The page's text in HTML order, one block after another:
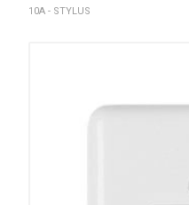
10A - STYLUS